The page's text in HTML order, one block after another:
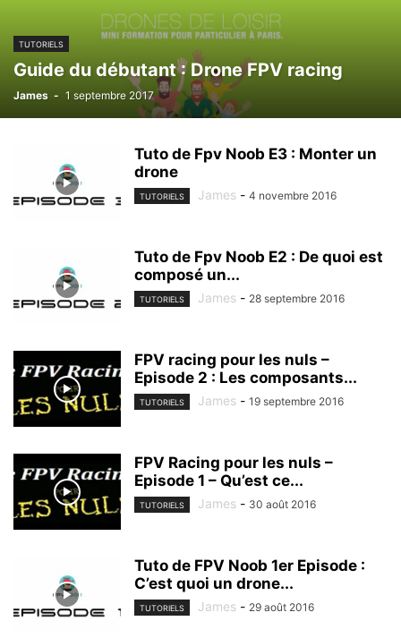
TUTORIELS
Guide du débutant : Drone FPV racing
James - 1 septembre 2017
Tuto de Fpv Noob E3 : Monter un
drone
TUTORIELS James - 4 novembre 2016
Tuto de Fpv Noob E2 : De quoi est
composé un...
TUTORIELS James - 28 septembre 2016
FPV racing pour les nuls –
Episode 2 : Les composants...
TUTORIELS James - 19 septembre 2016
FPV Racing pour les nuls –
Episode 1 – Qu’est ce...
TUTORIELS James - 30 août 2016
Tuto de FPV Noob 1er Episode :
C’est quoi un drone...
TUTORIELS James - 29 août 2016